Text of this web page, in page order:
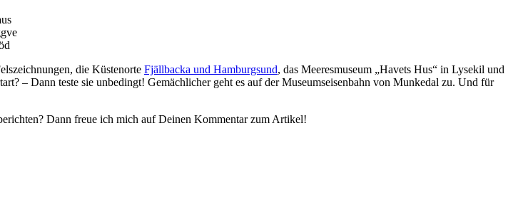
die Küstenorte Fjällbacka und Hamburgsund, das Meeresmuseum „Havets Hus“ in Lysekil und
– Dann teste sie unbedingt! Gemächlicher geht es auf der Museumseisenbahn von Munkedal zu. Und für
Dann freue ich mich auf Deinen Kommentar zum Artikel!